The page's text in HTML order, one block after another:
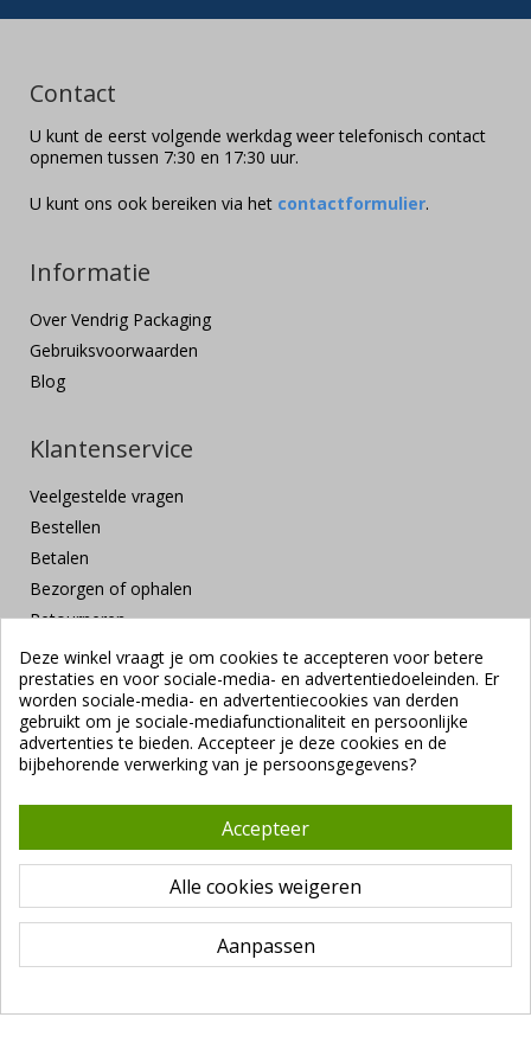
Contact
U kunt de eerst volgende werkdag weer telefonisch contact
opnemen tussen 7:30 en 17:30 uur.
U kunt ons ook bereiken via het contactformulier.
Informatie
Over Vendrig Packaging
Gebruiksvoorwaarden
Blog
Klantenservice
Veelgestelde vragen
Bestellen
Betalen
Bezorgen of ophalen
Retourneren
Klachten en suggesties
Contact
Veilig betalen
Vendrig Packaging B.V.1941 - 2026 |
voorwaarden|VUNL branchevoorwaarden|Privacybeleid
reviews.
Deze winkel vraagt je om cookies te accepteren voor betere
prestaties en voor sociale-media- en advertentiedoeleinden. Er
worden sociale-media- en advertentiecookies van derden
gebruikt om je sociale-mediafunctionaliteit en persoonlijke
advertenties te bieden. Accepteer je deze cookies en de
bijbehorende verwerking van je persoonsgegevens?
Accepteer
Alle cookies weigeren
Aanpassen